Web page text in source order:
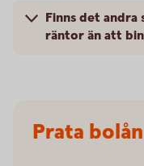
Finns det
räntor än att
Prata